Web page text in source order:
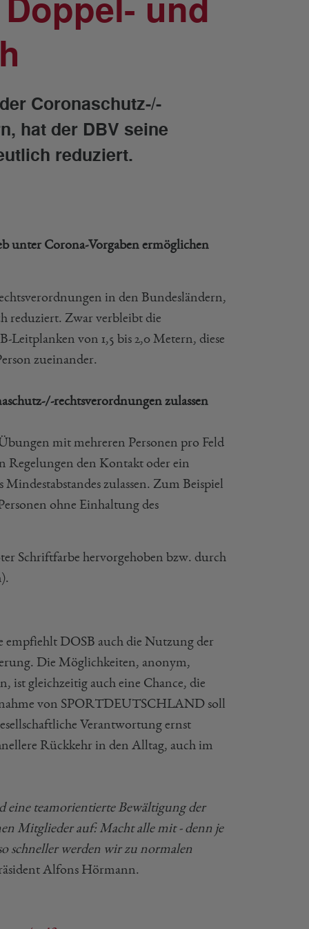
und
Coronaschutz-/-
hat der DBV seine
reduziert.
unter Corona-Vorgaben ermöglichen
in den Bundesländern,
reduziert. Zwar verbleibt die
Leitplanken von 1,5 bis 2,0 Metern, diese
zueinander.
rechtsverordnungen zulassen
mit mehreren Personen pro Feld
Regelungen den Kontakt oder ein
zulassen. Zum Beispiel
ohne Einhaltung des
Schriftfarbe hervorgehoben bzw. durch
empfiehlt DOSB auch die Nutzung der
Die Möglichkeiten, anonym,
ist gleichzeitig auch eine Chance, die
von SPORTDEUTSCHLAND soll
Verantwortung ernst
Rückkehr in den Alltag, auch im
eine teamorientierte Bewältigung der
Mitglieder auf: Macht alle mit - denn je
schneller werden wir zu normalen
Alfons Hörmann.